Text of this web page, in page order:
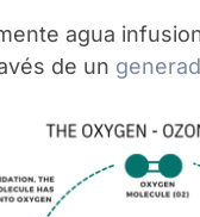
agua
de un